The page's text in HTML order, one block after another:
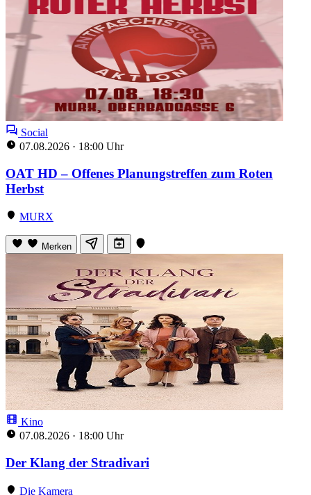
Social
07.08.2026 · 18:00 Uhr
OAT HD – Offenes Planungstreffen zum Roten
Herbst
MURX
Merken
Kino
07.08.2026 · 18:00 Uhr
Der Klang der Stradivari
Die Kamera